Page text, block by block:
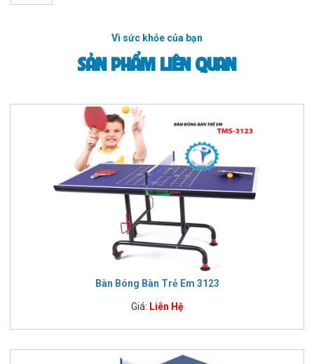
Vì sức khỏe của bạn
SẢN PHẨM LIÊN QUAN
Bàn Bóng Bàn Trẻ Em 3123
Giá: Liên Hệ